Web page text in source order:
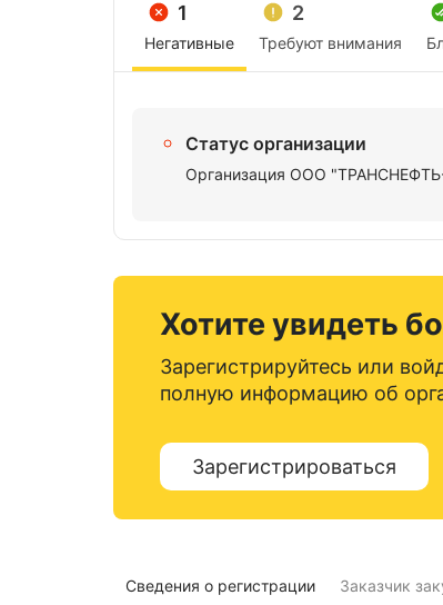
1
Негативные
2
Требуют внимания
Статус организации
Организация ООО
Хотите увидеть
Зарегистрируйтесь или
полную информацию об
Зарегистрироваться
Сведения о регистрации Заказчик